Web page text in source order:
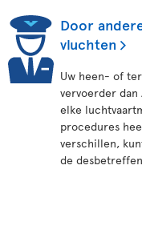
Door
vluchten
Uw heen- of
vervoerder dan
elke
procedures
verschillen,
de